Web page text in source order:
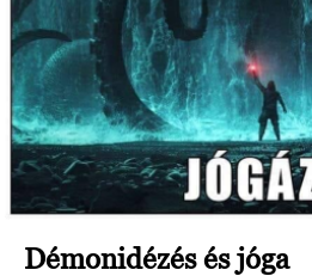
Démonidézés és jóga